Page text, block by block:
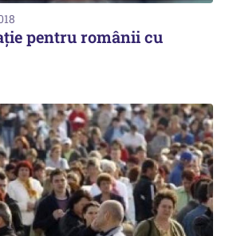
pentru românii cu